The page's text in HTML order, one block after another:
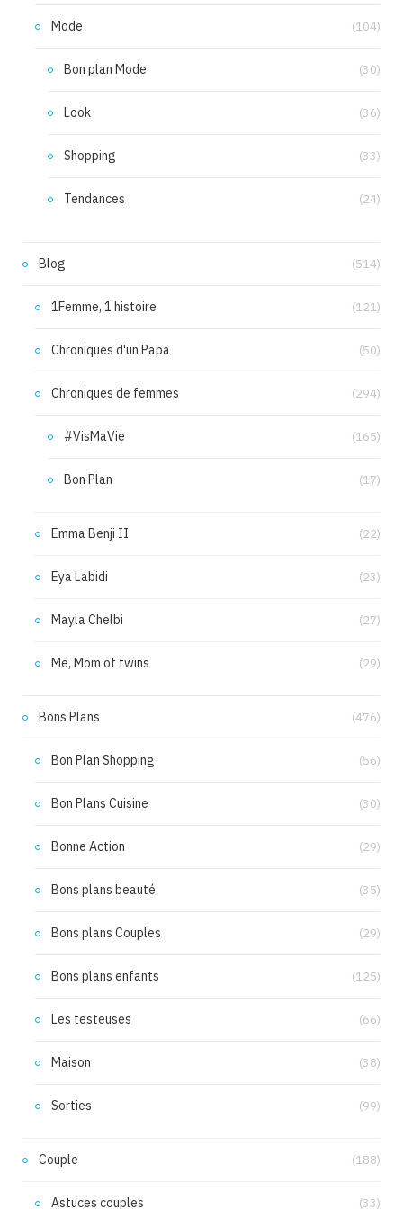
Mode (104)
Bon plan Mode (30)
Look (36)
Shopping (33)
Tendances (24)
Blog (514)
1Femme, 1 histoire (121)
Chroniques d'un Papa (50)
Chroniques de femmes (294)
#VisMaVie (165)
Bon Plan (17)
Emma Benji II (22)
Eya Labidi (23)
Mayla Chelbi (27)
Me, Mom of twins (29)
Bons Plans (476)
Bon Plan Shopping (56)
Bon Plans Cuisine (30)
Bonne Action (29)
Bons plans beauté (35)
Bons plans Couples (29)
Bons plans enfants (125)
Les testeuses (66)
Maison (38)
Sorties (99)
Couple (188)
Astuces couples (33)